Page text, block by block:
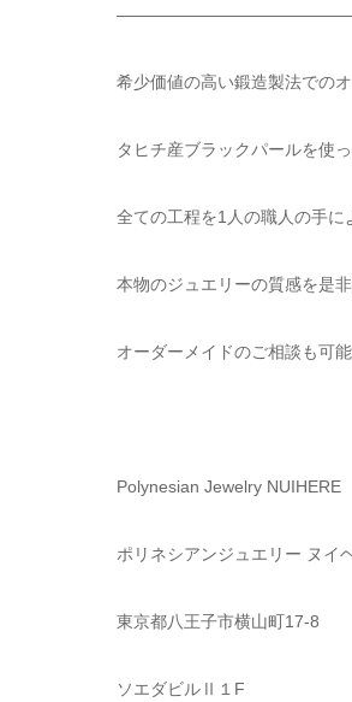
希少価値の高い鍛造製法での
タヒチ産ブラックパールを使
全ての工程を1人の職人の手に
本物のジュエリーの質感を是
オーダーメイドのご相談も可能
Polynesian Jewelry NUIHERE
ポリネシアンジュエリー ヌイ
東京都八王子市横山町17-8
ソエダビルⅡ１F